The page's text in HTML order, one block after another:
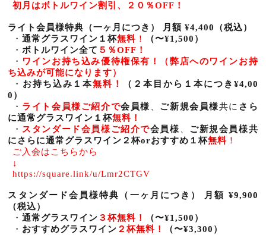
初月はボトルワイン割引、
２０％OFF ！
ライト会員様特典（一ヶ月につき） 月額 ¥4,400
（税込）
・ 通常グラスワイン１杯無料 ！ （〜¥1,500 ）
・ ボトルワイン全て ５％OFF ！
・ ワインお持ち込み優待権保有！（弊店へのワインお持
ち込みが可能になります）
・ お持ち込み１本無料！ （２本目から１本につき ¥4,00
0 ）
・ ライト会員様ご紹介で会員様 、 ご新規会員様共に さら
に通常グラスワイン１杯無料！
・ スタンダード会員様ご紹介で会員様 、 ご新規会員様共
にさらに通常グラスワイン２杯orおすすめ１杯無料 ！
ご入会はこちらから
↓
https://square.link/u/Lmr2CTGV
スタンダード会員様特典（一ヶ月につき） 月額 ¥9,900
（税込）
・通常グラスワイン ３杯無料！ （〜¥1,500 ）
・ おすすめグラスワイン ２杯無料！ （〜¥3,300 ）